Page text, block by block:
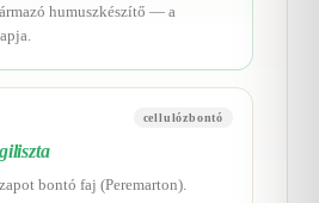
humuszkészítő — a
cellulózbontó
bontó faj (Peremarton).